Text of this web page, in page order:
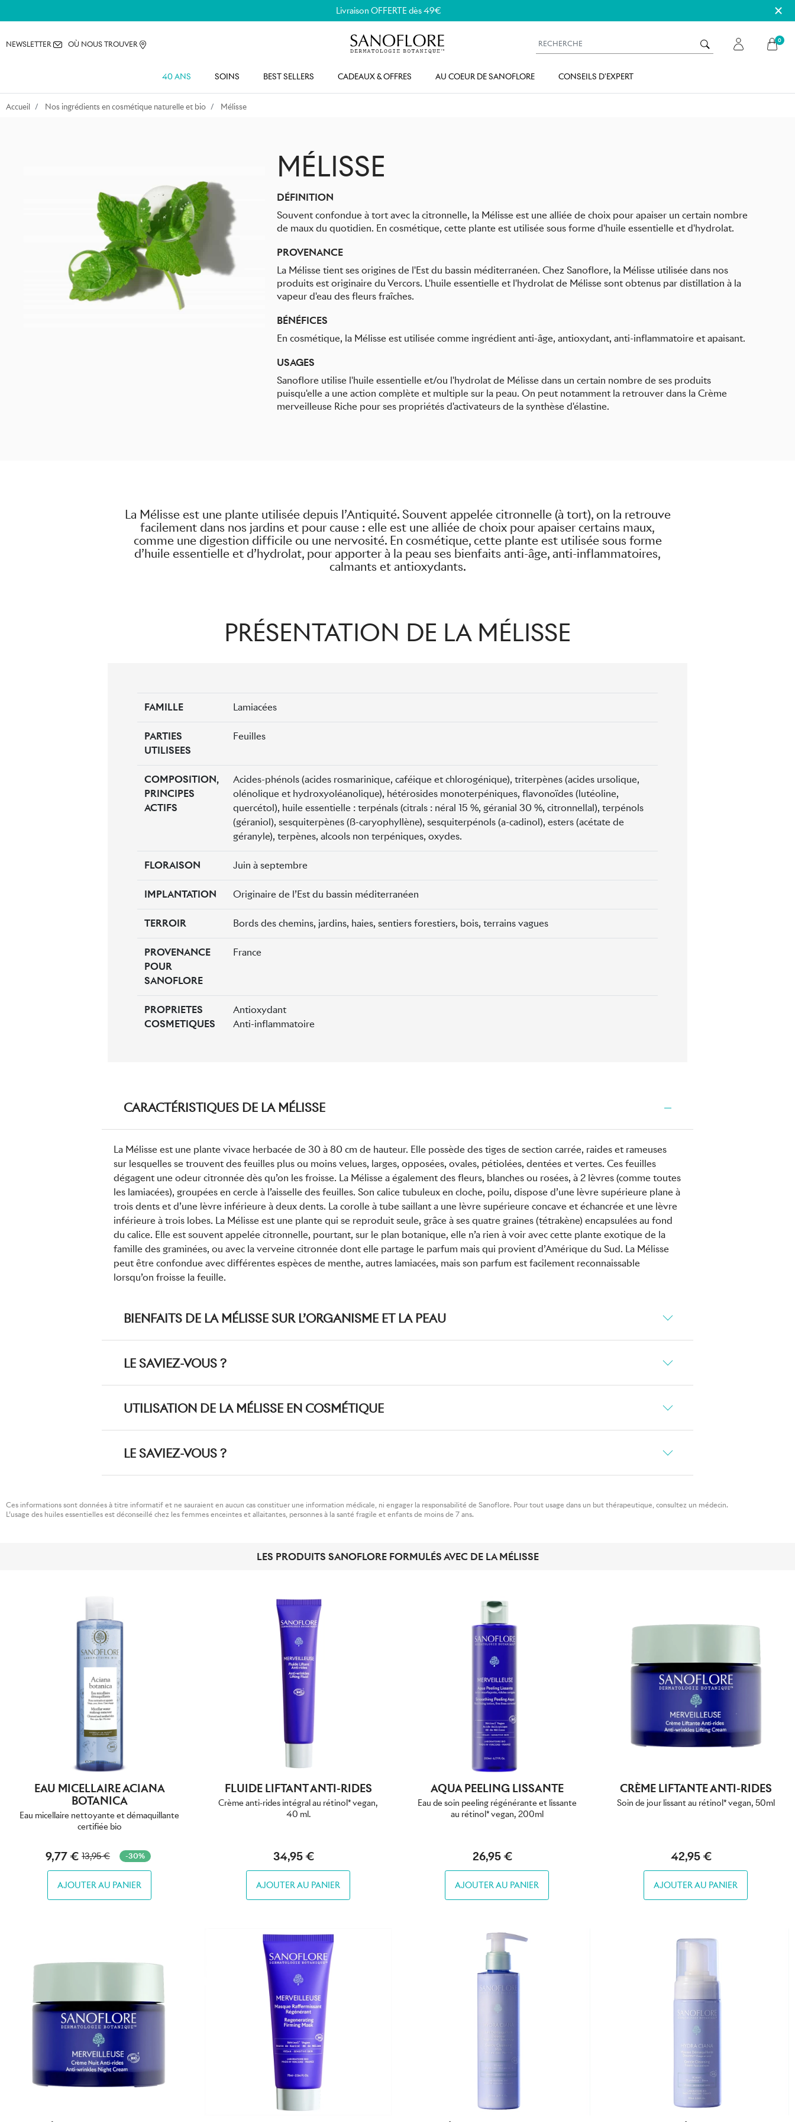
Livraison OFFERTE dès 49€ ×
NEWSLETTER OÙ NOUS TROUVER 0
40 ANS SOINS BEST SELLERS CADEAUX & OFFRES AU COEUR DE SANOFLORE CONSEILS D'EXPERT
Accueil Nos ingrédients en cosmétique naturelle et bio Mélisse
MÉLISSE
DÉFINITION
Souvent confondue à tort avec la citronnelle, la Mélisse est une alliée de choix pour apaiser un certain nombre
de maux du quotidien. En cosmétique, cette plante est utilisée sous forme d'huile essentielle et d'hydrolat.
PROVENANCE
La Mélisse tient ses origines de l'Est du bassin méditerranéen. Chez Sanoflore, la Mélisse utilisée dans nos
produits est originaire du Vercors. L'huile essentielle et l'hydrolat de Mélisse sont obtenus par distillation à la
vapeur d'eau des fleurs fraîches.
BÉNÉFICES
En cosmétique, la Mélisse est utilisée comme ingrédient anti-âge, antioxydant, anti-inflammatoire et apaisant.
USAGES
Sanoflore utilise l'huile essentielle et/ou l'hydrolat de Mélisse dans un certain nombre de ses produits
puisqu'elle a une action complète et multiple sur la peau. On peut notamment la retrouver dans la Crème
merveilleuse Riche pour ses propriétés d'activateurs de la synthèse d'élastine.
La Mélisse est une plante utilisée depuis l’Antiquité. Souvent appelée citronnelle (à tort), on la retrouve
facilement dans nos jardins et pour cause : elle est une alliée de choix pour apaiser certains maux,
comme une digestion difficile ou une nervosité. En cosmétique, cette plante est utilisée sous forme
d’huile essentielle et d’hydrolat, pour apporter à la peau ses bienfaits anti-âge, anti-inflammatoires,
calmants et antioxydants.
PRÉSENTATION DE LA MÉLISSE
FAMILLE Lamiacées
PARTIES
UTILISEES
Feuilles
COMPOSITION,
PRINCIPES
ACTIFS
Acides-phénols (acides rosmarinique, caféique et chlorogénique), triterpènes (acides ursolique,
olénolique et hydroxyoléanolique), hétérosides monoterpéniques, flavonoïdes (lutéoline,
quercétol), huile essentielle : terpénals (citrals : néral 15 %, géranial 30 %, citronnellal), terpénols
(géraniol), sesquiterpènes (ß-caryophyllène), sesquiterpénols (a-cadinol), esters (acétate de
géranyle), terpènes, alcools non terpéniques, oxydes.
FLORAISON Juin à septembre
IMPLANTATION Originaire de l’Est du bassin méditerranéen
TERROIR Bords des chemins, jardins, haies, sentiers forestiers, bois, terrains vagues
PROVENANCE
POUR
SANOFLORE
France
PROPRIETES
COSMETIQUES
Antioxydant
Anti-inflammatoire
CARACTÉRISTIQUES DE LA MÉLISSE
La Mélisse est une plante vivace herbacée de 30 à 80 cm de hauteur. Elle possède des tiges de section carrée, raides et rameuses
sur lesquelles se trouvent des feuilles plus ou moins velues, larges, opposées, ovales, pétiolées, dentées et vertes. Ces feuilles
dégagent une odeur citronnée dès qu’on les froisse. La Mélisse a également des fleurs, blanches ou rosées, à 2 lèvres (comme toutes
les lamiacées), groupées en cercle à l’aisselle des feuilles. Son calice tubuleux en cloche, poilu, dispose d’une lèvre supérieure plane à
trois dents et d’une lèvre inférieure à deux dents. La corolle à tube saillant a une lèvre supérieure concave et échancrée et une lèvre
inférieure à trois lobes. La Mélisse est une plante qui se reproduit seule, grâce à ses quatre graines (tétrakène) encapsulées au fond
du calice. Elle est souvent appelée citronnelle, pourtant, sur le plan botanique, elle n’a rien à voir avec cette plante exotique de la
famille des graminées, ou avec la verveine citronnée dont elle partage le parfum mais qui provient d’Amérique du Sud. La Mélisse
peut être confondue avec différentes espèces de menthe, autres lamiacées, mais son parfum est facilement reconnaissable
lorsqu’on froisse la feuille.
BIENFAITS DE LA MÉLISSE SUR L’ORGANISME ET LA PEAU
LE SAVIEZ-VOUS ?
UTILISATION DE LA MÉLISSE EN COSMÉTIQUE
LE SAVIEZ-VOUS ?
Ces informations sont données à titre informatif et ne sauraient en aucun cas constituer une information médicale, ni engager la responsabilité de Sanoflore. Pour tout usage dans un but thérapeutique, consultez un médecin.
L’usage des huiles essentielles est déconseillé chez les femmes enceintes et allaitantes, personnes à la santé fragile et enfants de moins de 7 ans.
LES PRODUITS SANOFLORE FORMULÉS AVEC DE LA MÉLISSE
EAU MICELLAIRE ACIANA
BOTANICA
Eau micellaire nettoyante et démaquillante
certifiée bio
9,77 € 13,95 € -30%
AJOUTER AU PANIER
FLUIDE LIFTANT ANTI-RIDES
Crème anti-rides intégral au rétinol* vegan,
40 ml.
34,95 €
AJOUTER AU PANIER
AQUA PEELING LISSANTE
Eau de soin peeling régénérante et lissante
au rétinol* vegan, 200ml
26,95 €
AJOUTER AU PANIER
CRÈME LIFTANTE ANTI-RIDES
Soin de jour lissant au rétinol* vegan, 50ml
42,95 €
AJOUTER AU PANIER